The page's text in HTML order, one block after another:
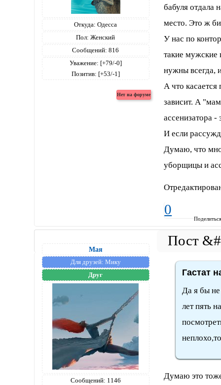
Откуда: Одесса
Пол: Женский
Сообщений: 816
Уважение: [+79/-0]
Позитив: [+53/-1]
бабуля отдала
место. Это ж
У нас по
такие мужские
нужны всегда,
А что касается
зависит. А
ассенизатора
И если
Думаю, что
уборщицы и
0
Мая
Для друзей: Мику
Друг
Сообщений: 1146
Гастат
Да я бы не
лет пять
Думаю это